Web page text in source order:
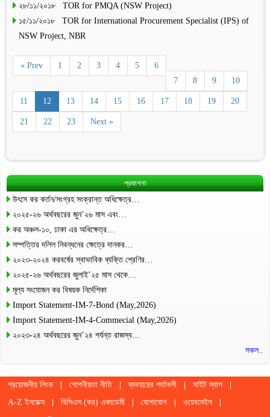
২৮/১১/২০১৮ TOR for PMQA (NSW Project)
১৫/১১/২০১৮ TOR for International Procurement Specialist (IPS) of
NSW Project, NBR
« Prev 1 2 3 4 5
6
7
8 9 10
11 12 13 14 15 16 17 18 19 20
21 22 23 Next »
প্রকাশনা
উৎসে কর কর্তন/সংগ্রহ সংক্রান্ত অধিক্ষেত্র…
২০২৫-২৬ অর্থবছরের জুন’২৬ মাস এবং…
কর অঞ্চল-১০, ঢাকা এর অধিক্ষেত্র…
সম্পত্তির দলিল নিবন্ধনের ক্ষেত্রে দানকর…
২০২৩-২০২৪ করবর্ষের স্বাভাবিক ব্যক্তি শ্রেণির…
২০২৫-২৬ অর্থবছরের জুলাই’২৫ মাস থেকে…
মূল্য সংযোজন কর বিষয়ক নির্দেশিকা
Import Statement-IM-7-Bond (May,2026)
Import Statement-IM-4-Commecial (May,2026)
২০২৩-২৪ অর্থবছরের জুন’২৪ পর্যন্ত রাজস্ব…
সকল..
প্রয়োজনীয় লিংক গোপনীয়তা নীতি ব্যবহারের শর্তাবলী
সাইট ম্যাপ
A-Z ইনডেক্স
বিসিএস (কর) একাডেমী যোগাযোগ
ওয়েবমেইল